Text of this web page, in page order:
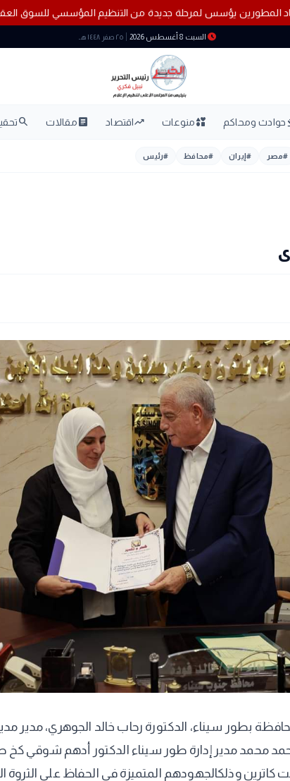
برلمانية: اتحاد المطورين يؤسس لمرحلة جديدة من التنظيم المؤسسي
schedule السبت 8 أغسطس 2026 ٢٥ صفر ١٤٤٨ هـ
حوادث ومحاكم interestsمنوعات trending_upاقتصاد articleمقالات search
#مصر #إيران #محافظ #رئيس
بطور سيناء، الدكتورة رحاب خالد الجوهري،
محمد مدير إدارة طور سيناء الدكتور أدهم شوقي
كاترين وذلكالجهودهم المتميزة فى الحفاظ علي الثروة